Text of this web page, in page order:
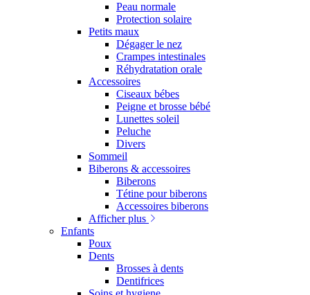
Peau normale
Protection solaire
Petits maux
Dégager le nez
Crampes intestinales
Réhydratation orale
Accessoires
Ciseaux bébes
Peigne et brosse bébé
Lunettes soleil
Peluche
Divers
Sommeil
Biberons & accessoires
Biberons
Tétine pour biberons
Accessoires biberons
Afficher plus
Enfants
Poux
Dents
Brosses à dents
Dentifrices